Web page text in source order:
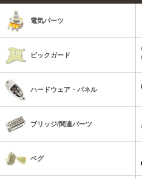
電気パーツ
ピックガード
ハードウェア・パネル
ブリッジ/関連パーツ
ペグ